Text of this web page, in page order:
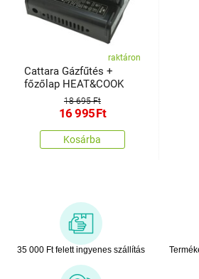
raktáron
Cattara Gázfűtés +
főzőlap HEAT&COOK
18 695 Ft
16 995Ft
Kosárba
35 000 Ft felett ingyenes szállítás